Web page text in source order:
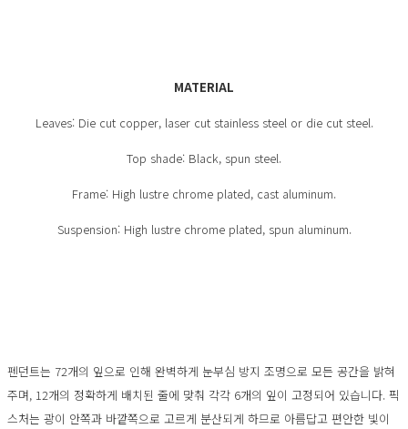
MATERIAL
Leaves: Die cut copper, laser cut stainless steel or die cut steel.
Top shade: Black, spun steel.
Frame: High lustre chrome plated, cast aluminum.
Suspension: High lustre chrome plated, spun aluminum.
펜던트는 72개의 잎으로 인해 완벽하게 눈부심 방지 조명으로 모든 공간을 밝혀
주며, 12개의 정확하게 배치된 줄에 맞춰 각각 6개의 잎이 고정되어 있습니다. 픽
스처는 광이 안쪽과 바깥쪽으로 고르게 분산되게 하므로 아름답고 편안한 빛이